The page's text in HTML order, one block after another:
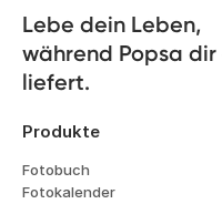
Lebe dein Leben,
während Popsa
liefert.
Produkte
Fotobuch
Fotokalender